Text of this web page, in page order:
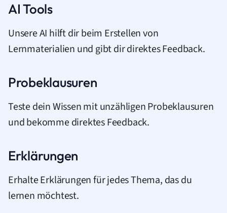
AI Tools
Unsere AI hilft dir beim Erstellen von
Lernmaterialien und gibt dir direktes Feedback.
Probeklausuren
Teste dein Wissen mit unzähligen Probeklausuren
und bekomme direktes Feedback.
Erklärungen
Erhalte Erklärungen für jedes Thema, das du
lernen möchtest.